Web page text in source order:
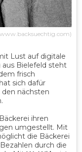
Lust auf digitale
Bielefeld steht
frisch
sich dafür
nächsten
ihren
umgestellt. Mit
die Bäckerei
durch die